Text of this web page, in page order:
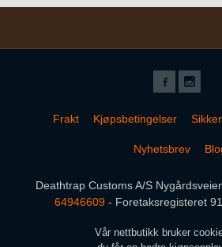
Frakt Kjøpsbetingelser
Nyhetsbrev
Deathtrap Customs A/S
64946609 - Foretaksregisteret
Vår nettbutikk bruker